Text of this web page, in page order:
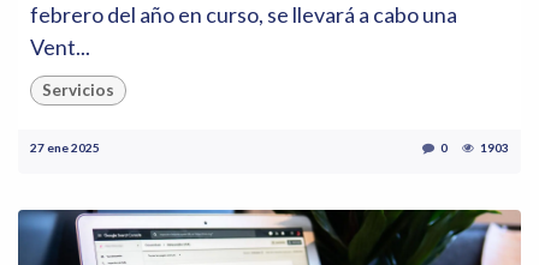
febrero del año en curso, se llevará a cabo una
Vent...
Servicios
27 ene 2025 0 1903